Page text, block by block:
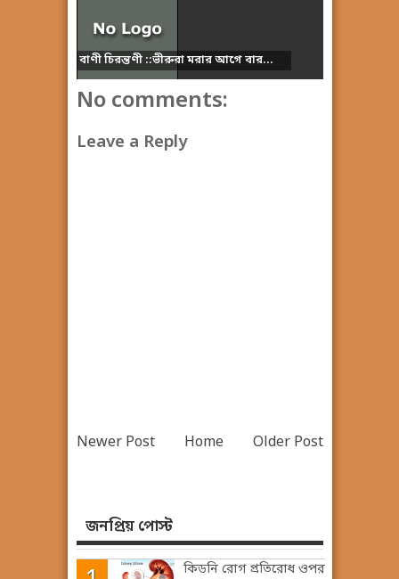
বাণী চিরন্তণী ::ভীরুরা মরার আগে বার...
No comments:
Leave a Reply
Newer Post Older Post
Home
জনপ্রিয় পোস্ট
কিডনি রোগ প্রতিরোধ ওপর